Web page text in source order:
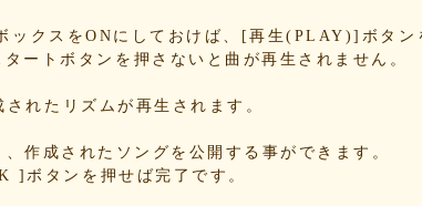
6709558878
f1c0d3dc34
6c1bd04085
c2d4263ad3
7ad1494187
クスをONにしておけば、[再生(PLAY)]ボタン
ートボタンを押さないと曲が再生されません。
れたリズムが再生されます。
成されたソングを公開する事ができます。
]ボタンを押せば完了です。